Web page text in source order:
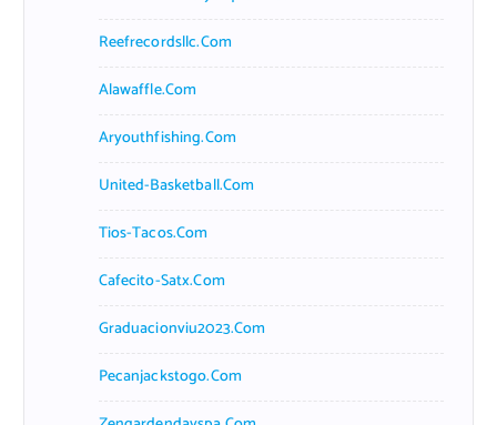
Reefrecordsllc.com
Alawaffle.com
Aryouthfishing.com
United-Basketball.com
Tios-Tacos.com
Cafecito-Satx.com
Graduacionviu2023.com
Pecanjackstogo.com